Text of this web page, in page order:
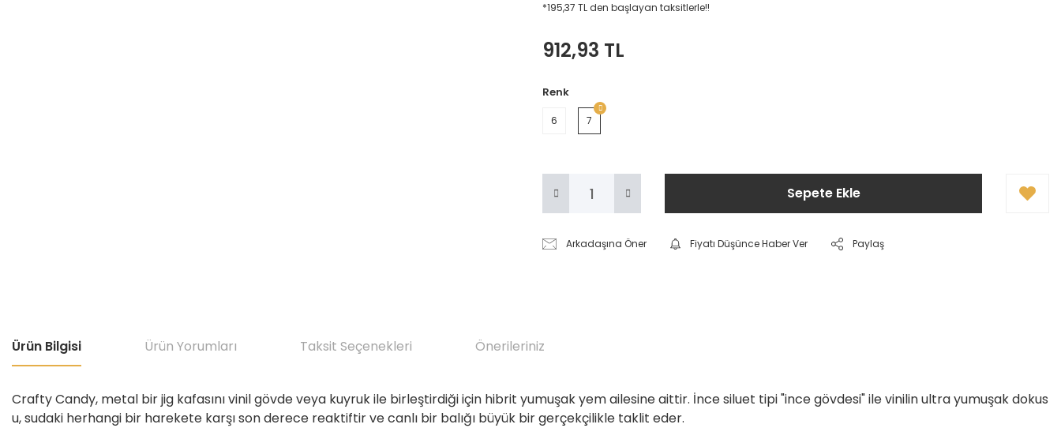
*195,37 TL den başlayan taksitlerle!!
912,93 TL
Renk
6 7
Sepete Ekle
Arkadaşına Öner Fiyatı Düşünce Haber Ver Paylaş
Ürün Bilgisi Ürün Yorumları Taksit Seçenekleri Önerileriniz
Crafty Candy, metal bir jig kafasını vinil gövde veya kuyruk ile birleştirdiği için hibrit yumuşak yem ailesine aittir. İnce siluet tipi "ince gövdesi" ile vinilin ultra yumuşak dokus
u, sudaki herhangi bir harekete karşı son derece reaktiftir ve canlı bir balığı büyük bir gerçekçilikle taklit eder.